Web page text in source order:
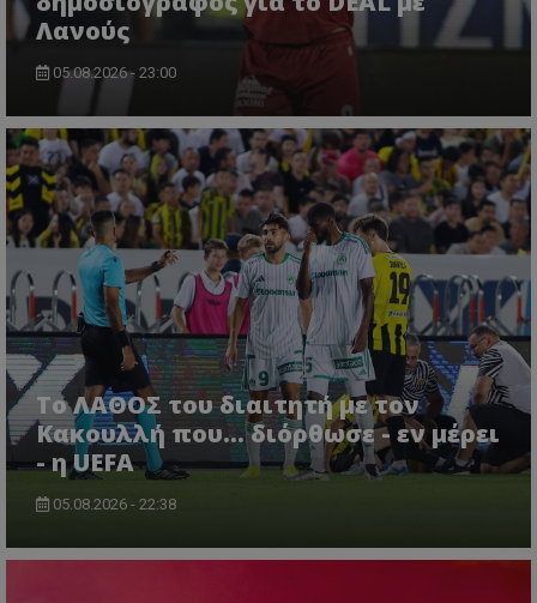
Λανούς
05.08.2026 - 23:00
Το ΛΑΘΟΣ του διαιτητή με τον
Κακουλλή που... διόρθωσε - εν μέρει
- η UEFA
05.08.2026 - 22:38